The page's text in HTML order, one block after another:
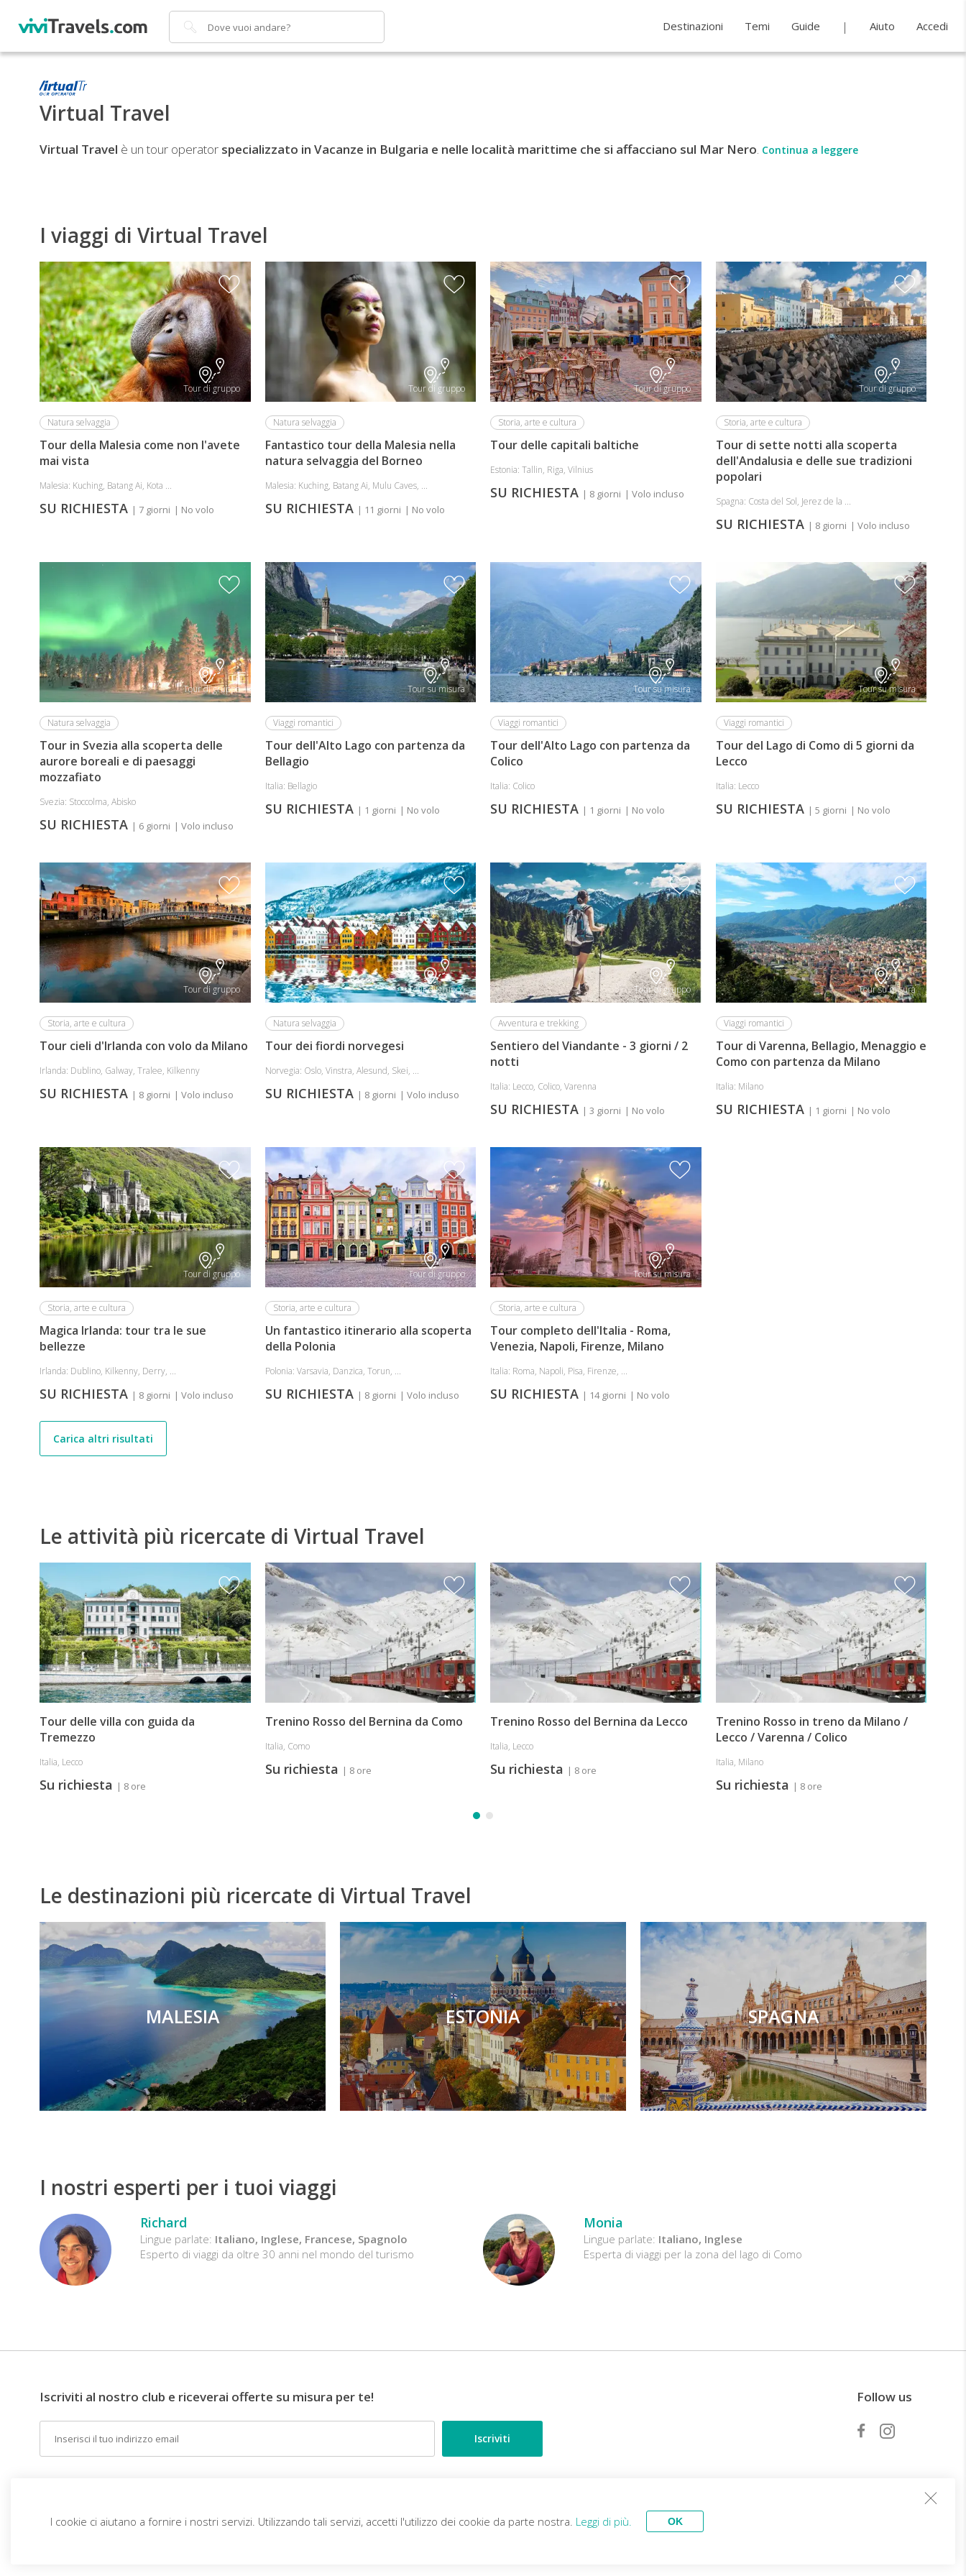
Cerca Destinazioni Temi Guide Aiuto Accedi
Virtual Travel
Virtual Travel è un tour operator specializzato in Vacanze in Bulgaria e nelle località marittime che si affacciano sul Mar Nero. Continua a leggere
I viaggi di Virtual Travel
Tour di gruppo
Natura selvaggia
Tour della Malesia come non l'avete
mai vista
Malesia: Kuching, Batang Ai, Kota ...
SU RICHIESTA | 7 giorni | No volo
Tour di gruppo
Natura selvaggia
Fantastico tour della Malesia nella
natura selvaggia del Borneo
Malesia: Kuching, Batang Ai, Mulu Caves, ...
SU RICHIESTA | 11 giorni | No volo
Tour di gruppo
Storia, arte e cultura
Tour delle capitali baltiche
Estonia: Tallin, Riga, Vilnius
SU RICHIESTA | 8 giorni | Volo incluso
Tour di gruppo
Storia, arte e cultura
Tour di sette notti alla scoperta
dell'Andalusia e delle sue tradizioni
popolari
Spagna: Costa del Sol, Jerez de la ...
SU RICHIESTA | 8 giorni | Volo incluso
Tour di gruppo
Natura selvaggia
Tour in Svezia alla scoperta delle
aurore boreali e di paesaggi
mozzafiato
Svezia: Stoccolma, Abisko
SU RICHIESTA | 6 giorni | Volo incluso
Tour su misura
Viaggi romantici
Tour dell'Alto Lago con partenza da
Bellagio
Italia: Bellagio
SU RICHIESTA | 1 giorni | No volo
Tour su misura
Viaggi romantici
Tour dell'Alto Lago con partenza da
Colico
Italia: Colico
SU RICHIESTA | 1 giorni | No volo
Tour su misura
Viaggi romantici
Tour del Lago di Como di 5 giorni da
Lecco
Italia: Lecco
SU RICHIESTA | 5 giorni | No volo
Tour di gruppo
Storia, arte e cultura
Tour cieli d'Irlanda con volo da Milano
Irlanda: Dublino, Galway, Tralee, Kilkenny
SU RICHIESTA | 8 giorni | Volo incluso
Tour di gruppo
Natura selvaggia
Tour dei fiordi norvegesi
Norvegia: Oslo, Vinstra, Alesund, Skei, ...
SU RICHIESTA | 8 giorni | Volo incluso
Tour di gruppo
Avventura e trekking
Sentiero del Viandante - 3 giorni / 2
notti
Italia: Lecco, Colico, Varenna
SU RICHIESTA | 3 giorni | No volo
Tour su misura
Viaggi romantici
Tour di Varenna, Bellagio, Menaggio e
Como con partenza da Milano
Italia: Milano
SU RICHIESTA | 1 giorni | No volo
Tour di gruppo
Storia, arte e cultura
Magica Irlanda: tour tra le sue
bellezze
Irlanda: Dublino, Kilkenny, Derry, ...
SU RICHIESTA | 8 giorni | Volo incluso
Tour di gruppo
Storia, arte e cultura
Un fantastico itinerario alla scoperta
della Polonia
Polonia: Varsavia, Danzica, Torun, ...
SU RICHIESTA | 8 giorni | Volo incluso
Tour su misura
Storia, arte e cultura
Tour completo dell'Italia - Roma,
Venezia, Napoli, Firenze, Milano
Italia: Roma, Napoli, Pisa, Firenze, ...
SU RICHIESTA | 14 giorni | No volo
Carica altri risultati
Le attività più ricercate di Virtual Travel
Tour delle villa con guida da
Tremezzo
Italia, Lecco
Su richiesta | 8 ore
Trenino Rosso del Bernina da Como
Italia, Como
Su richiesta | 8 ore
Trenino Rosso del Bernina da Lecco
Italia, Lecco
Su richiesta | 8 ore
Trenino Rosso in treno da Milano /
Lecco / Varenna / Colico
Italia, Milano
Su richiesta | 8 ore
Le destinazioni più ricercate di Virtual Travel
MALESIA ESTONIA SPAGNA
I nostri esperti per i tuoi viaggi
Richard
Lingue parlate: Italiano, Inglese, Francese, Spagnolo
Esperto di viaggi da oltre 30 anni nel mondo del turismo
Monia
Lingue parlate: Italiano, Inglese
Esperta di viaggi per la zona del lago di Como
Iscriviti al nostro club e riceverai offerte su misura per te!
Email
Follow us
•••
I cookie ci aiutano a fornire i nostri servizi. Utilizzando tali servizi, accetti l'utilizzo dei cookie da parte nostra. Leggi di più. OK